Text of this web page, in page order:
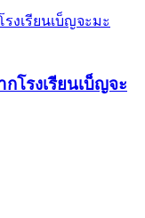
โรงเรียนเบ็ญจะ